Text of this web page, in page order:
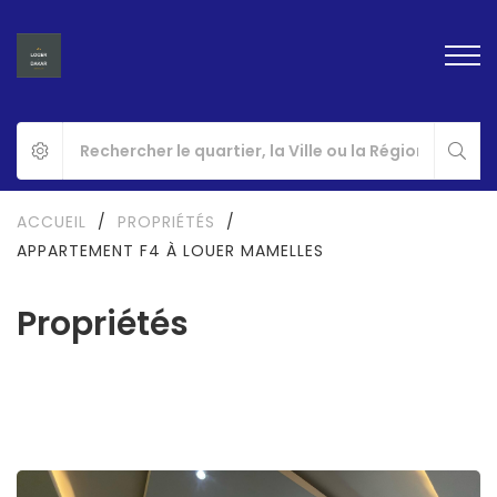
Propriétés
ACCUEIL / PROPRIÉTÉS
/
APPARTEMENT F4 À LOUER MAMELLES